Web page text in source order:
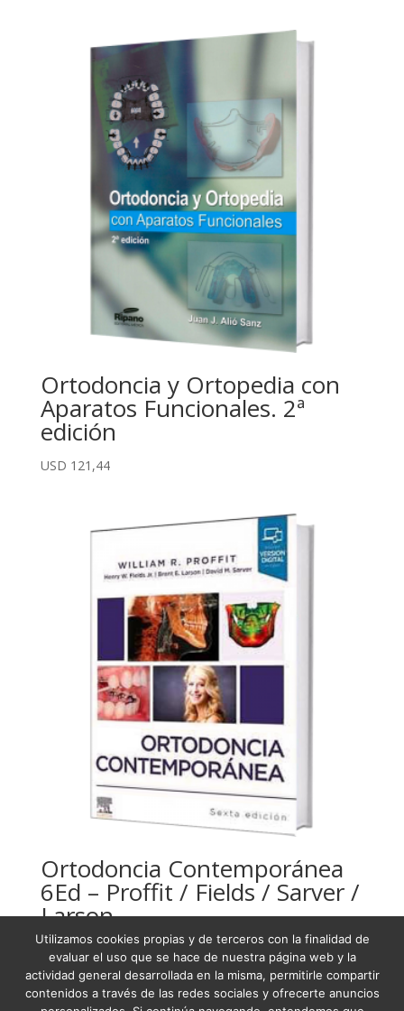
Ortodoncia y Ortopedia con
Aparatos Funcionales. 2ª
edición
USD 121,44
Ortodoncia Contemporánea
6Ed – Proffit / Fields / Sarver /
Larson
USD190,13
Utilizamos cookies propias y de terceros con la finalidad de
evaluar el uso que se hace de nuestra página web y la
actividad general desarrollada en la misma, permitirle compartir
contenidos a través de las redes sociales y ofrecerte anuncios